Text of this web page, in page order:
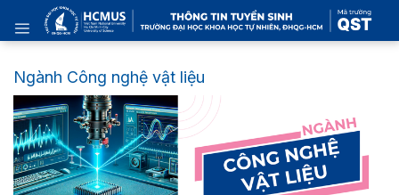
content
Ngành Công nghệ vật liệu